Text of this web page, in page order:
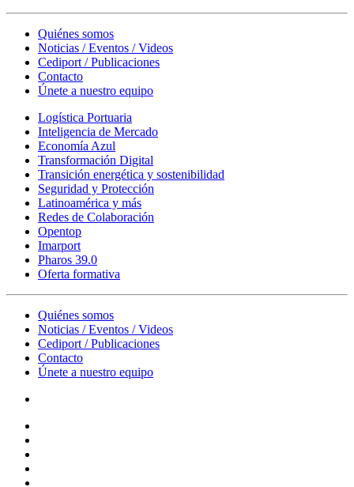
Quiénes somos
Noticias / Eventos / Videos
Cediport / Publicaciones
Contacto
Únete a nuestro equipo
Logística Portuaria
Inteligencia de Mercado
Economía Azul
Transformación Digital
Transición energética y sostenibilidad
Seguridad y Protección
Latinoamérica y más
Redes de Colaboración
Opentop
Imarport
Pharos 39.0
Oferta formativa
Quiénes somos
Noticias / Eventos / Videos
Cediport / Publicaciones
Contacto
Únete a nuestro equipo